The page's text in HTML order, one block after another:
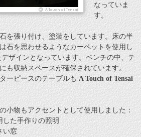
なっていま
す。
を張り付け、塗装をしています。床の半
石を思わせるようなカーペットを使用し
ザインとなっています。ベンチの中、テ
も収納スペースが確保されています。
ーピースのテーブルも A Touch of Tensai
小物もアクセントとして使用しました：
した手作りの照明
い窓